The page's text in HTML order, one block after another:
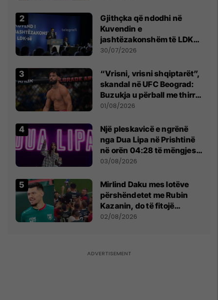
Gjithçka që ndodhi në
Kuvendin e
jashtëzakonshëm të LDK-
së
30/07/2026
“Vrisni, vrisni shqiptarët”,
skandal në UFC Beograd:
Buzukja u përball me thirrje
anti-shqiptare nga
01/08/2026
Një pleskavicë e ngrënë
nga Dua Lipa në Prishtinë
në orën 04:28 të mëngjesit
- dhe bota digjitale serbe
03/08/2026
Mirlind Daku mes lotëve
përshëndetet me Rubin
Kazanin, do të fitojë
miliona te Spartak Moska
02/08/2026